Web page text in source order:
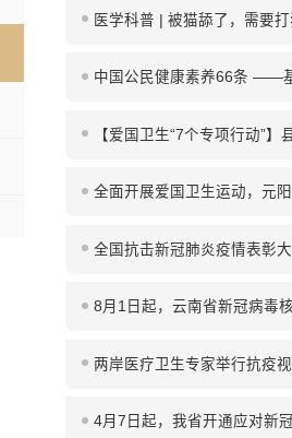
医学科普 | 被猫舔了，需要打
中国公民健康素养66条 ——
【爱国卫生“7个专项行动”
全面开展爱国卫生运动，元
全国抗击新冠肺炎疫情表彰
8月1日起，云南省新冠病毒
两岸医疗卫生专家举行抗疫
4月7日起，我省开通应对新